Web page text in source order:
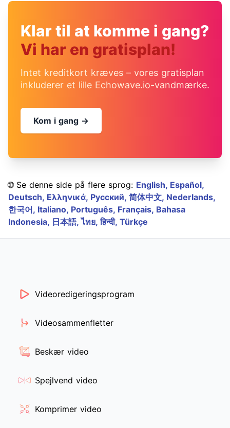
Klar til at komme i gang?
Vi har en gratisplan!
Intet kreditkort kræves – vores gratisplan
inkluderer et lille Echowave.io-vandmærke.
Kom i gang →
🌐 Se denne side på flere sprog: English, Español,
Deutsch, Ελληνικά, Русский, 简体中文, Nederlands,
한국어, Italiano, Português, Français, Bahasa
Indonesia, 日本語,ไทย,हिन्दी, Türkçe
Videoredigeringsprogram
Videosammenfletter
Beskær video
Spejlvend video
Komprimer video